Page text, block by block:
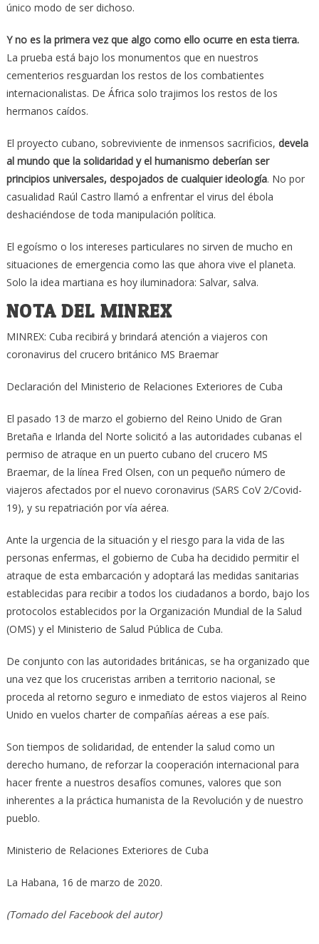
único modo de ser dichoso.
Y no es la primera vez que algo como ello ocurre en esta tierra.
La prueba está bajo los monumentos que en nuestros
cementerios resguardan los restos de los combatientes
internacionalistas. De África solo trajimos los restos de los
hermanos caídos.
El proyecto cubano, sobreviviente de inmensos sacrificios, devela
al mundo que la solidaridad y el humanismo deberían ser
principios universales, despojados de cualquier ideología. No por
casualidad Raúl Castro llamó a enfrentar el virus del ébola
deshaciéndose de toda manipulación política.
El egoísmo o los intereses particulares no sirven de mucho en
situaciones de emergencia como las que ahora vive el planeta.
Solo la idea martiana es hoy iluminadora: Salvar, salva.
NOTA DEL MINREX
MINREX: Cuba recibirá y brindará atención a viajeros con
coronavirus del crucero británico MS Braemar
Declaración del Ministerio de Relaciones Exteriores de Cuba
El pasado 13 de marzo el gobierno del Reino Unido de Gran
Bretaña e Irlanda del Norte solicitó a las autoridades cubanas el
permiso de atraque en un puerto cubano del crucero MS
Braemar, de la línea Fred Olsen, con un pequeño número de
viajeros afectados por el nuevo coronavirus (SARS CoV 2/Covid-
19), y su repatriación por vía aérea.
Ante la urgencia de la situación y el riesgo para la vida de las
personas enfermas, el gobierno de Cuba ha decidido permitir el
atraque de esta embarcación y adoptará las medidas sanitarias
establecidas para recibir a todos los ciudadanos a bordo, bajo los
protocolos establecidos por la Organización Mundial de la Salud
(OMS) y el Ministerio de Salud Pública de Cuba.
De conjunto con las autoridades británicas, se ha organizado que
una vez que los cruceristas arriben a territorio nacional, se
proceda al retorno seguro e inmediato de estos viajeros al Reino
Unido en vuelos charter de compañías aéreas a ese país.
Son tiempos de solidaridad, de entender la salud como un
derecho humano, de reforzar la cooperación internacional para
hacer frente a nuestros desafíos comunes, valores que son
inherentes a la práctica humanista de la Revolución y de nuestro
pueblo.
Ministerio de Relaciones Exteriores de Cuba
La Habana, 16 de marzo de 2020.
(Tomado del Facebook del autor)